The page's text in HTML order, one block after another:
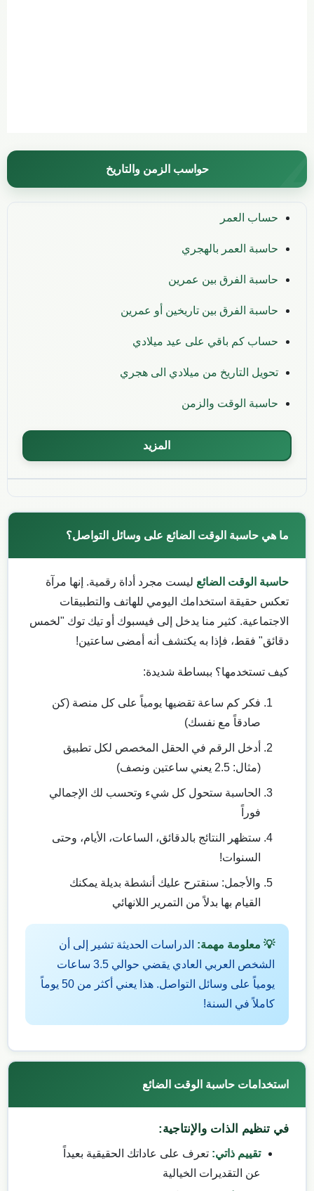
حواسب الزمن والتاريخ
حساب العمر
حاسبة العمر بالهجري
حاسبة الفرق بين عمرين
حاسبة الفرق بين تاريخين أو عمرين
حساب كم باقي على عيد ميلادي
تحويل التاريخ من ميلادي الى هجري
حاسبة الوقت والزمن
المزيد
ما هي حاسبة الوقت الضائع على وسائل التواصل؟
حاسبة الوقت الضائع ليست مجرد أداة رقمية. إنها مرآة
تعكس حقيقة استخدامك اليومي للهاتف والتطبيقات
الاجتماعية. كثير منا يدخل إلى فيسبوك أو تيك توك "لخمس
دقائق" فقط، فإذا به يكتشف أنه أمضى ساعتين!
كيف تستخدمها؟ ببساطة شديدة:
فكر كم ساعة تقضيها يومياً على كل منصة (كن
صادقاً مع نفسك)
أدخل الرقم في الحقل المخصص لكل تطبيق
(مثال: 2.5 يعني ساعتين ونصف)
الحاسبة ستحول كل شيء وتحسب لك الإجمالي
فوراً
ستظهر النتائج بالدقائق، الساعات، الأيام، وحتى
السنوات!
والأجمل: سنقترح عليك أنشطة بديلة يمكنك
القيام بها بدلاً من التمرير اللانهائي
💡 معلومة مهمة: الدراسات الحديثة تشير إلى أن
الشخص العربي العادي يقضي حوالي 3.5 ساعات
يومياً على وسائل التواصل. هذا يعني أكثر من 50 يوماً
كاملاً في السنة!
استخدامات حاسبة الوقت الضائع
في تنظيم الذات والإنتاجية:
تقييم ذاتي: تعرف على عاداتك الحقيقية بعيداً
عن التقديرات الخيالية